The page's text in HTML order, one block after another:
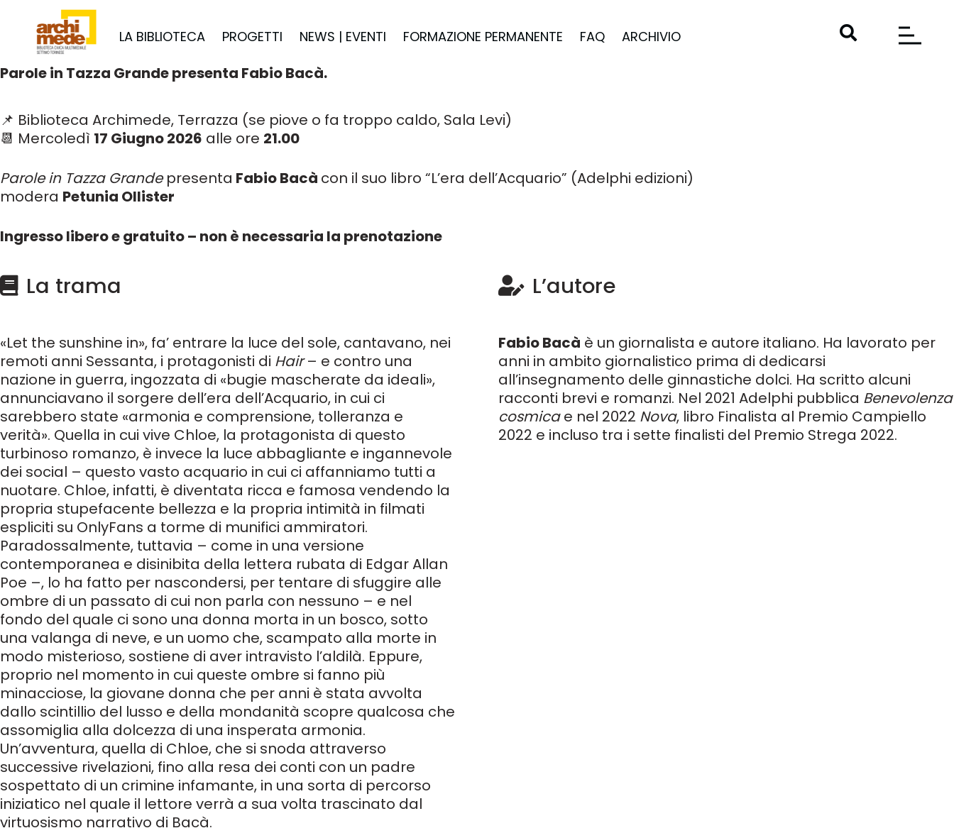
LA BIBLIOTECA PROGETTI NEWS | EVENTI FORMAZIONE PERMANENTE FAQ ARCHIVIO
Parole in Tazza Grande presenta Fabio Bacà.
📌 Biblioteca Archimede, Terrazza (se piove o fa troppo caldo, Sala Levi)
📆 Mercoledì 17 Giugno 2026 alle ore 21.00
Parole in Tazza Grandepresenta Fabio Bacà con il suo libro “L’era dell’Acquario” (Adelphi edizioni)
modera Petunia Ollister
Ingresso libero e gratuito – non è necessaria la prenotazione
La trama
«Let the sunshine in», fa’ entrare la luce del sole, cantavano, nei
remoti anni Sessanta, i protagonisti di Hair– e contro una
nazione in guerra, ingozzata di «bugie mascherate da ideali»,
annunciavano il sorgere dell’era dell’Acquario, in cui ci
sarebbero state «armonia e comprensione, tolleranza e
verità». Quella in cui vive Chloe, la protagonista di questo
turbinoso romanzo, è invece la luce abbagliante e ingannevole
dei social – questo vasto acquario in cui ci affanniamo tutti a
nuotare. Chloe, infatti, è diventata ricca e famosa vendendo la
propria stupefacente bellezza e la propria intimità in filmati
espliciti su OnlyFans a torme di munifici ammiratori.
Paradossalmente, tuttavia – come in una versione
contemporanea e disinibita della lettera rubata di Edgar Allan
Poe –, lo ha fatto per nascondersi, per tentare di sfuggire alle
ombre di un passato di cui non parla con nessuno – e nel
fondo del quale ci sono una donna morta in un bosco, sotto
una valanga di neve, e un uomo che, scampato alla morte in
modo misterioso, sostiene di aver intravisto l’aldilà. Eppure,
proprio nel momento in cui queste ombre si fanno più
minacciose, la giovane donna che per anni è stata avvolta
dallo scintillio del lusso e della mondanità scopre qualcosa che
assomiglia alla dolcezza di una insperata armonia.
Un’avventura, quella di Chloe, che si snoda attraverso
successive rivelazioni, fino alla resa dei conti con un padre
sospettato di un crimine infamante, in una sorta di percorso
iniziatico nel quale il lettore verrà a sua volta trascinato dal
virtuosismo narrativo di Bacà.
L’autore
Fabio Bacà è un giornalista e autore italiano. Ha lavorato per
anni in ambito giornalistico prima di dedicarsi
all’insegnamento delle ginnastiche dolci. Ha scritto alcuni
racconti brevi e romanzi. Nel 2021 Adelphi pubblica Benevolenza
cosmicae nel 2022 Nova, libro Finalista al Premio Campiello
2022 e incluso tra i sette finalisti del Premio Strega 2022.